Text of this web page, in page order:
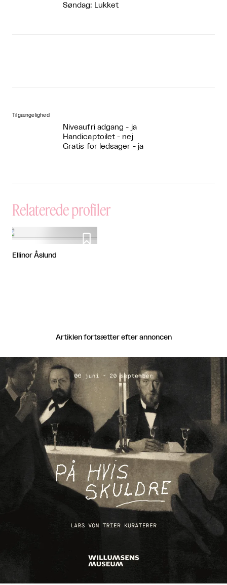
Søndag: Lukket
Tilgængelighed
Niveaufri adgang - ja
Handicaptoilet - nej
Gratis for ledsager - ja
Relaterede profiler

Ellinor Åslund
Artiklen fortsætter efter annoncen